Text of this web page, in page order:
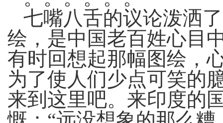
七嘴八舌的议论泼洒
绘，是中国老百姓心目
有时回想起那幅图绘，
为了使人们少点可笑的
来到这里吧。来印度的